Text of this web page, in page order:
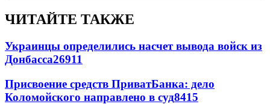
ЧИТАЙТЕ ТАКЖЕ
Украинцы определились насчет вывода войск из
Донбасса26911
Присвоение средств ПриватБанка: дело
Коломойского направлено в суд8415